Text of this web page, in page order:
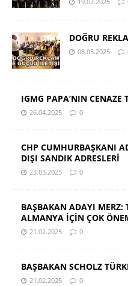
DOĞRU
08.05.2025
IGMG PAPA’NIN CENAZE
26.04.2025 0
CHP CUMHURBAŞKANI
DIŞI SANDIK ADRESLERİ
23.03.2025 0
BAŞBAKAN ADAYI MERZ:
ALMANYA İÇİN ÇOK
21.02.2025 0
BAŞBAKAN SCHOLZ
21.02.2025 0